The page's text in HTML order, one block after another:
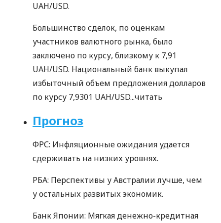
UAH/USD.
Большинство сделок, по оценкам
участников валютного рынка, было
заключено по курсу, близкому к 7,91
UAH/USD. Национальный банк выкупал
избыточный объем предложения долларов
по курсу 7,9301 UAH/USD...читать
Прогноз
ФРС: Инфляционные ожидания удается
сдерживать на низких уровнях.
РБА: Перспективы у Австралии лучше, чем
у остальных развитых экономик.
Банк Японии: Мягкая денежно-кредитная